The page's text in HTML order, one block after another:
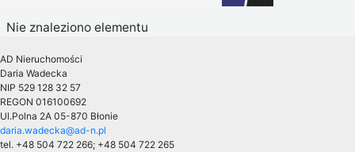
Nie znaleziono elementu
AD Nieruchomości
Daria Wadecka
NIP 529 128 32 57
REGON 016100692
Ul.Polna 2A 05-870 Błonie
daria.wadecka@ad-n.pl
tel. +48 504 722 266; +48 504 722 265